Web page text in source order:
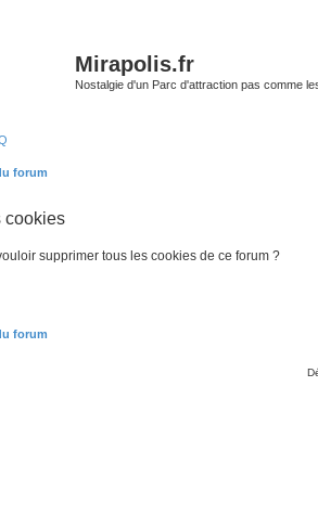
Mirapolis.fr
Nostalgie d'un Parc d'attraction pas comme
forum
cookies
supprimer tous les cookies de ce forum ?
forum